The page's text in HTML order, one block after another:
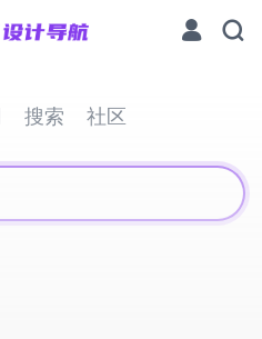
搜索 社区